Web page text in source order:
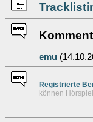
emu
Registrierte
können